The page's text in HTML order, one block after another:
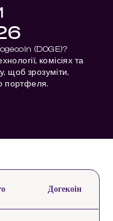
(DOGE)?
комісіях та
щоб зрозуміти,
портфеля.
Догекоін